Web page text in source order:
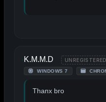
K.M.M.D UNREGISTERED
WINDOWS 7
Thanx bro